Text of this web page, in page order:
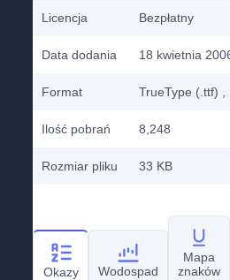
Licencja Bezpłatny
Data dodania 18 kwietnia
Format TrueType (.ttf)
Ilość pobrań 8,248
Rozmiar pliku 33 KB
Okazy Wodospad
Mapa
znaków